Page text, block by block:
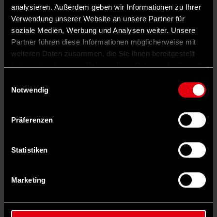
analysieren. Außerdem geben wir Informationen zu Ihrer
Verwendung unserer Website an unsere Partner für
soziale Medien, Werbung und Analysen weiter. Unsere
Partner führen diese Informationen möglicherweise mit
weiteren Daten zusammen, die Sie ihnen bereitgestellt
Notwendig
Präferenzen
Statistiken
Marketing
Der Brandstifter ist ohnmächtig ohne seine aktiven und willigen
Vollstrecker.